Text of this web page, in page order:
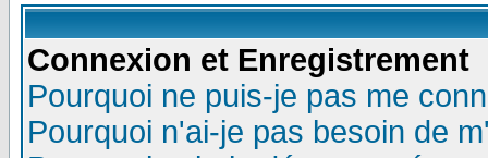
Connexion et Enregistrement
Pourquoi ne puis-je pas me
Pourquoi n'ai-je pas besoin de